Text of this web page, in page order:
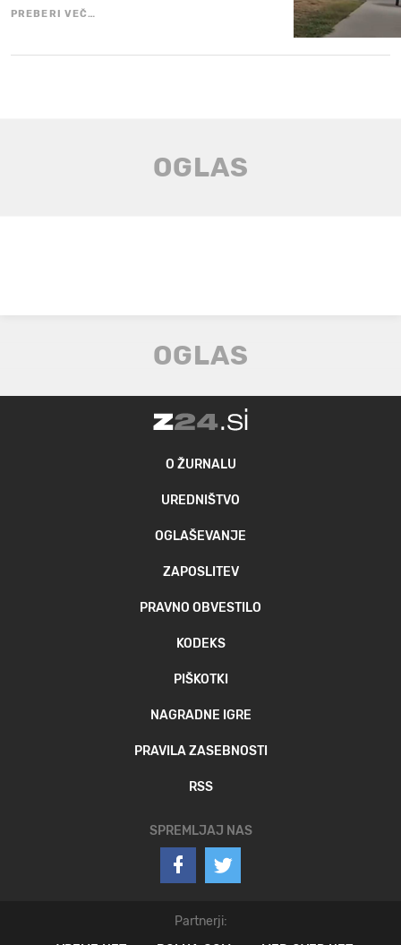
PREBERI VEČ…
O ŽURNALU
UREDNIŠTVO
OGLAŠEVANJE
ZAPOSLITEV
PRAVNO OBVESTILO
KODEKS
PIŠKOTKI
NAGRADNE IGRE
PRAVILA ZASEBNOSTI
RSS
SPREMLJAJ NAS
Partnerji: